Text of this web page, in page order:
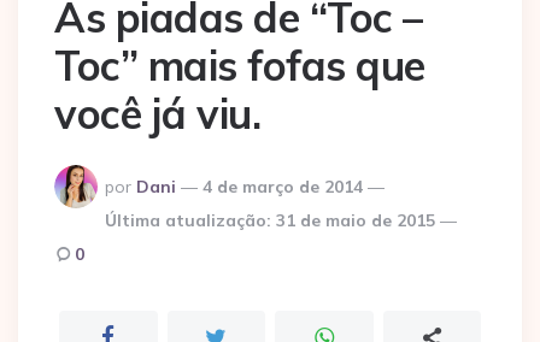
As piadas de “Toc –
Toc” mais fofas que
você já viu.
Postado
por
por Dani
4 de março de 2014
Última atualização: 31 de maio de 2015
0